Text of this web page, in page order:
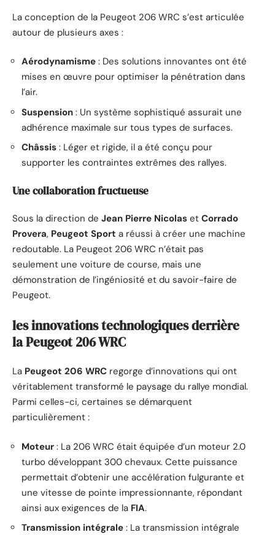
La conception de la Peugeot 206 WRC s’est articulée
autour de plusieurs axes :
Aérodynamisme : Des solutions innovantes ont été
mises en œuvre pour optimiser la pénétration dans
l’air.
Suspension : Un système sophistiqué assurait une
adhérence maximale sur tous types de surfaces.
Châssis : Léger et rigide, il a été conçu pour
supporter les contraintes extrêmes des rallyes.
Une collaboration fructueuse
Sous la direction de Jean Pierre Nicolas et Corrado
Provera, Peugeot Sport a réussi à créer une machine
redoutable. La Peugeot 206 WRC n’était pas
seulement une voiture de course, mais une
démonstration de l’ingéniosité et du savoir-faire de
Peugeot.
les innovations technologiques derrière
la Peugeot 206 WRC
La Peugeot 206 WRC regorge d’innovations qui ont
véritablement transformé le paysage du rallye mondial.
Parmi celles-ci, certaines se démarquent
particulièrement :
Moteur : La 206 WRC était équipée d’un moteur 2.0
turbo développant 300 chevaux. Cette puissance
permettait d’obtenir une accélération fulgurante et
une vitesse de pointe impressionnante, répondant
ainsi aux exigences de la FIA.
Transmission intégrale : La transmission intégrale